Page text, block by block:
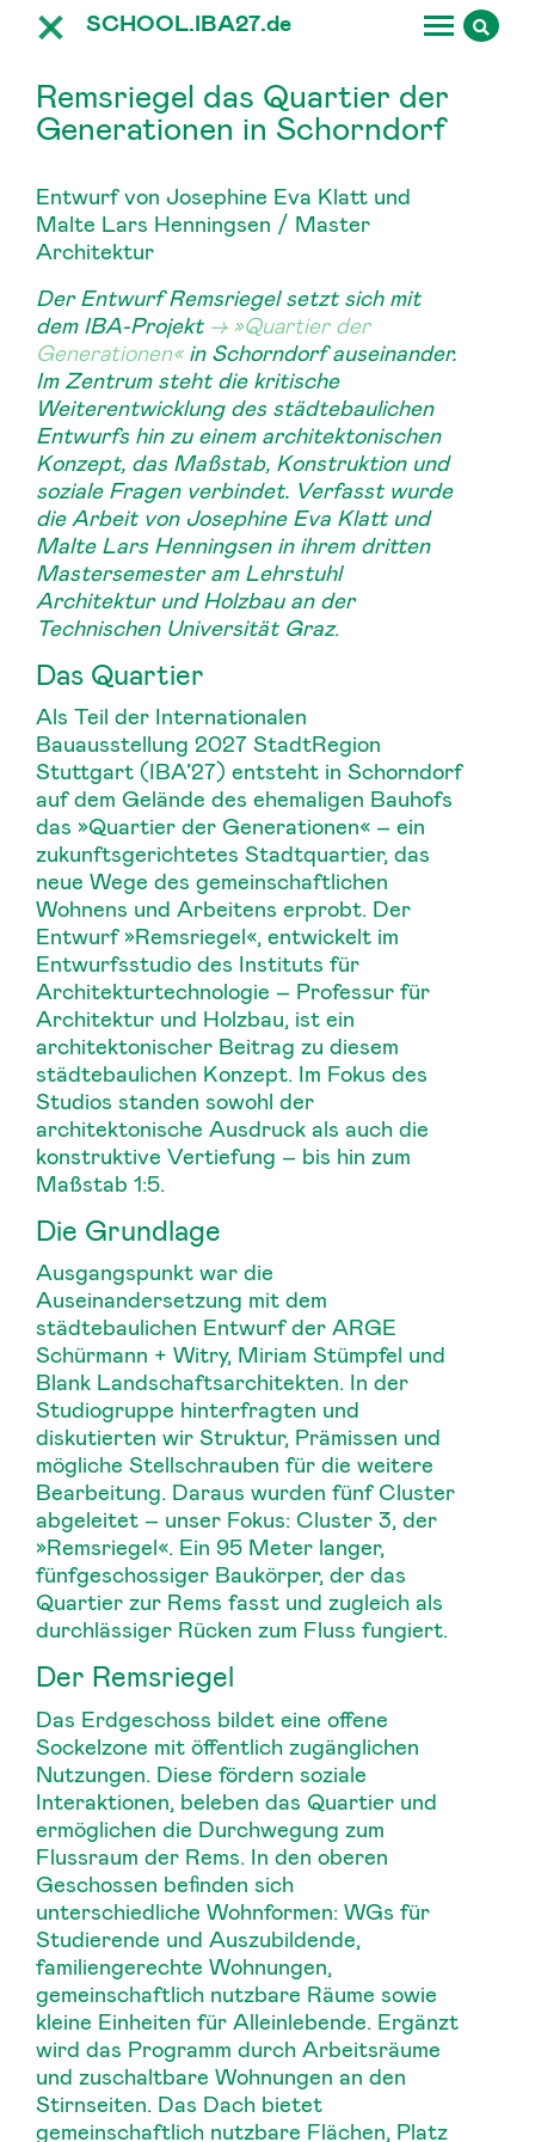
SCHOOL.IBA27.de
Remsriegel das Quartier der
Generationen in Schorndorf
Entwurf von Josephine Eva Klatt und
Malte Lars Henningsen / Master
Architektur
Der EntwurfRemsriegelsetzt sich mit
dem IBA-Projekt
»Quartier der
Generationen«in Schorndorf auseinander.
Im Zentrum steht die kritische
Weiterentwicklung des städtebaulichen
Entwurfs hin zu einem architektonischen
Konzept, das Maßstab, Konstruktion und
soziale Fragen verbindet. Verfasst wurde
die Arbeit von Josephine Eva Klatt und
Malte Lars Henningsen in ihrem dritten
Mastersemester am Lehrstuhl
Architektur und Holzbau an der
Technischen Universität Graz.
Das Quartier
Als Teil der Internationalen
Bauausstellung 2027 StadtRegion
Stuttgart (IBA’27) entsteht in Schorndorf
auf dem Gelände des ehemaligen Bauhofs
das »Quartier der Generationen« – ein
zukunftsgerichtetes Stadtquartier, das
neue Wege des gemeinschaftlichen
Wohnens und Arbeitens erprobt. Der
Entwurf »Remsriegel«, entwickelt im
Entwurfsstudio des Instituts für
Architekturtechnologie – Professur für
Architektur und Holzbau, ist ein
architektonischer Beitrag zu diesem
städtebaulichen Konzept. Im Fokus des
Studios standen sowohl der
architektonische Ausdruck als auch die
konstruktive Vertiefung – bis hin zum
Maßstab 1:5.
Die Grundlage
Ausgangspunkt war die
Auseinandersetzung mit dem
städtebaulichen Entwurf der ARGE
Schürmann + Witry, Miriam Stümpfel und
Blank Landschaftsarchitekten. In der
Studiogruppe hinterfragten und
diskutierten wir Struktur, Prämissen und
mögliche Stellschrauben für die weitere
Bearbeitung. Daraus wurden fünf Cluster
abgeleitet – unser Fokus: Cluster 3, der
»Remsriegel«. Ein 95 Meter langer,
fünfgeschossiger Baukörper, der das
Quartier zur Rems fasst und zugleich als
durchlässiger Rücken zum Fluss fungiert.
Der Remsriegel
Das Erdgeschoss bildet eine offene
Sockelzone mit öffentlich zugänglichen
Nutzungen. Diese fördern soziale
Interaktionen, beleben das Quartier und
ermöglichen die Durchwegung zum
Flussraum der Rems. In den oberen
Geschossen befinden sich
unterschiedliche Wohnformen: WGs für
Studierende und Auszubildende,
familiengerechte Wohnungen,
gemeinschaftlich nutzbare Räume sowie
kleine Einheiten für Alleinlebende. Ergänzt
wird das Programm durch Arbeitsräume
und zuschaltbare Wohnungen an den
Stirnseiten. Das Dach bietet
gemeinschaftlich nutzbare Flächen, Platz